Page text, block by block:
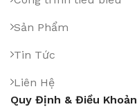
Sản Phẩm
Tin Tức
Liên Hệ
Quy Định & Điều Khoản